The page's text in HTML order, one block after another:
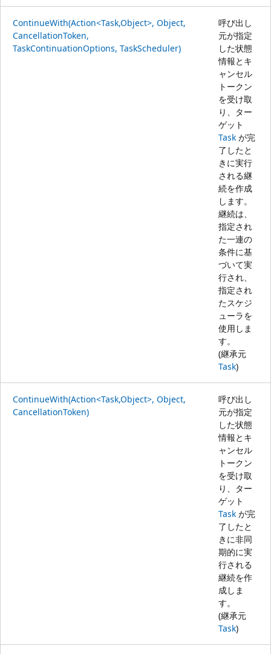
ContinueWith(Action<Task,Object>, Object,
CancellationToken,
TaskContinuationOptions, TaskScheduler)
呼び出し
元が指定
した状態
情報とキ
ャンセル
トークン
を受け取
り、ター
ゲット
Task が完
了したと
きに実行
される継
続を作成
します。
継続は、
指定され
た一連の
条件に基
づいて実
行され、
指定され
たスケジ
ューラを
使用しま
す。
(継承元
Task)
ContinueWith(Action<Task,Object>, Object,
CancellationToken)
呼び出し
元が指定
した状態
情報とキ
ャンセル
トークン
を受け取
り、ター
ゲット
Task が完
了したと
きに非同
期的に実
行される
継続を作
成しま
す。
(継承元
Task)